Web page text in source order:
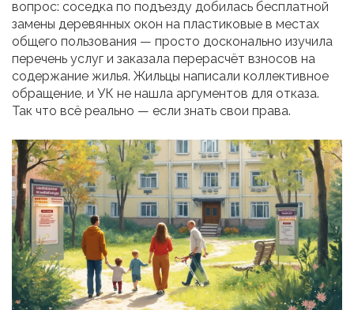
вопрос: соседка по подъезду добилась бесплатной
замены деревянных окон на пластиковые в местах
общего пользования — просто досконально изучила
перечень услуг и заказала перерасчёт взносов на
содержание жилья. Жильцы написали коллективное
обращение, и УК не нашла аргументов для отказа.
Так что всё реально — если знать свои права.